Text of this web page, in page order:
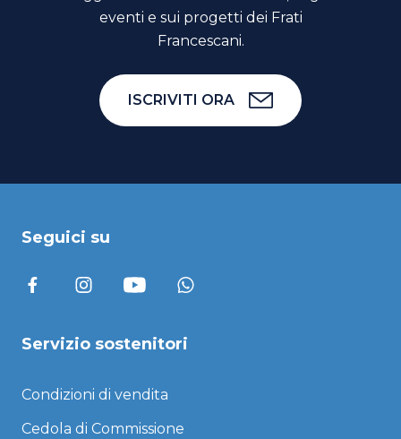
eventi e sui progetti dei Frati
Francescani.
ISCRIVITI ORA
Seguici su
Servizio sostenitori
Condizioni di vendita
Cedola di Commissione